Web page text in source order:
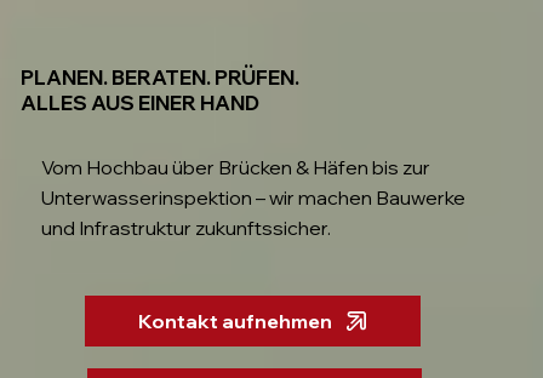
PLANEN. BERATEN. PRÜFEN.
ALLES AUS EINER HAND
Vom Hochbau über Brücken & Häfen bis zur
Unterwasserinspektion – wir machen Bauwerke
und Infrastruktur zukunftssicher.
Kontakt aufnehmen